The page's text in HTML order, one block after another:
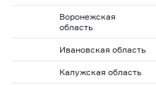
Воронежская
область
Ивановская область
Калужская область